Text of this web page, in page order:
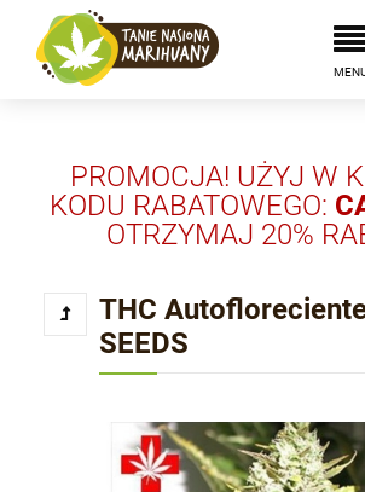
PROMOCJA! UŻYJ W
KODU RABATOWEGO:
OTRZYMAJ 20%
THC
SEEDS